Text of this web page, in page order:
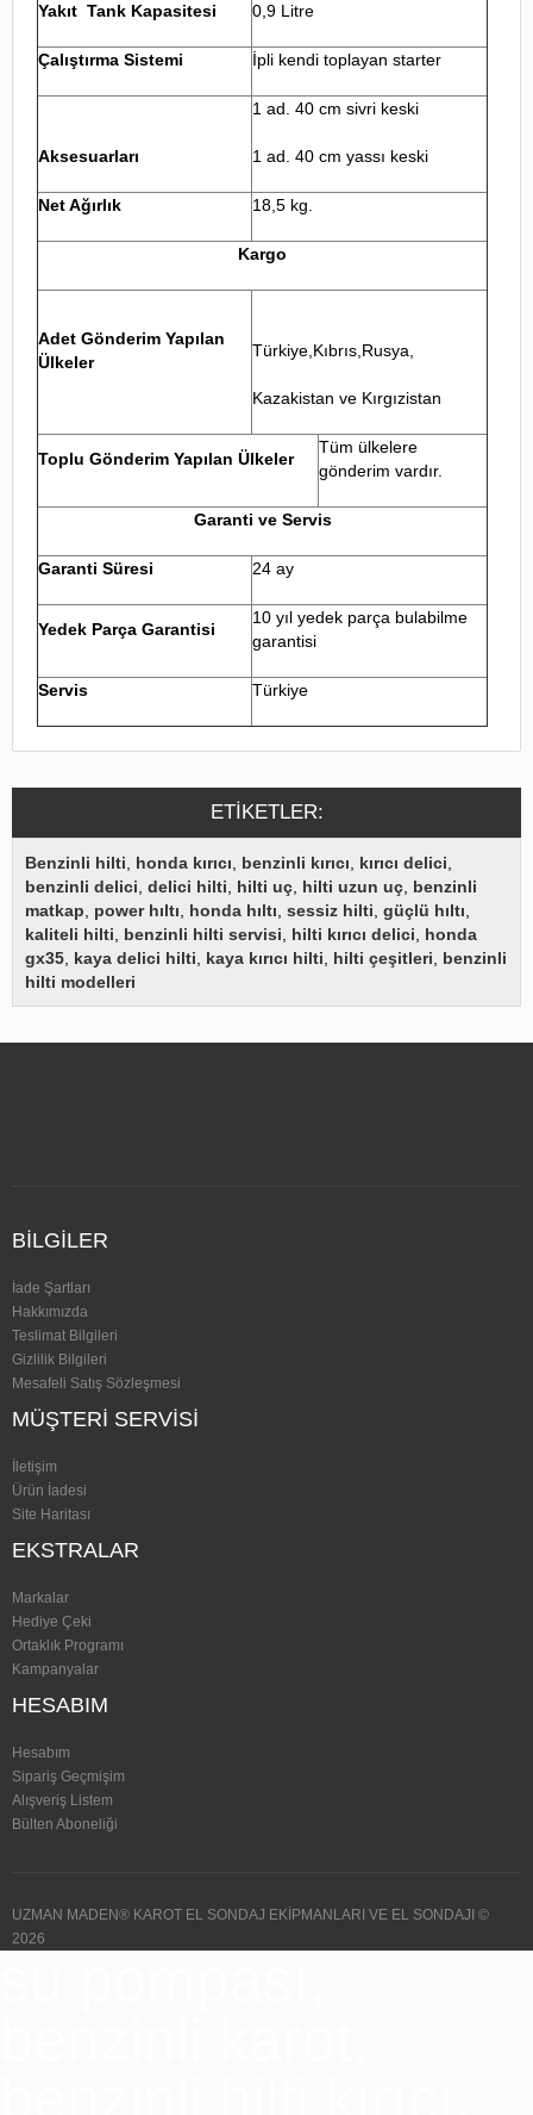
Yakıt Tank Kapasitesi 0,9 Litre
Çalıştırma Sistemi İpli kendi toplayan starter
Aksesuarları
1 ad. 40 cm sivri keski
1 ad. 40 cm yassı keski
Net Ağırlık 18,5 kg.
Kargo
Adet Gönderim Yapılan
Ülkeler
Türkiye,Kıbrıs,Rusya,
Kazakistan ve Kırgızistan
Toplu Gönderim Yapılan Ülkeler
Tüm ülkelere
gönderim vardır.
Garanti ve Servis
Garanti Süresi 24 ay
Yedek Parça Garantisi
10 yıl yedek parça bulabilme
garantisi
Servis Türkiye
ETIKETLER:
Benzinli hilti honda kırıcı benzinli kırıcı kırıcı delici
benzinli delici delici hilti hilti uç hilti uzun uç benzinli
matkap
power hıltı honda hıltı sessiz hilti güçlü hıltı
kaliteli hilti
benzinli hilti servisi hilti kırıcı delici
honda
gx35 kaya delici hilti kaya kırıcı hilti hilti çeşitleri
benzinli
hilti modelleri
BILGILER
İade Şartları
Hakkımızda
Teslimat Bilgileri
Gizlilik Bilgileri
Mesafeli Satış Sözleşmesi
MÜŞTERI SERVISI
İletişim
Ürün İadesi
Site Haritası
EKSTRALAR
Markalar
Hediye Çeki
Ortaklık Programı
Kampanyalar
HESABIM
Hesabım
Sipariş Geçmişim
Alışveriş Listem
Bülten Aboneliği
UZMAN MADEN® KAROT EL SONDAJ EKİPMANLARI VE EL SONDAJI ©
2026